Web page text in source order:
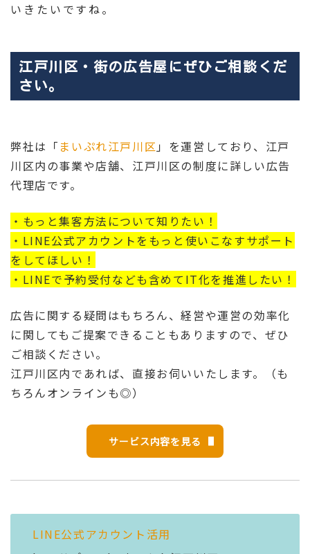
いきたいですね。
江戸川区・街の広告屋にぜひご相談くだ
さい。
弊社は「 まいぷれ江戸川区 」を運営しており、江戸
川区内の事業や店舗、江戸川区の制度に詳しい広告
代理店です。
・もっと集客方法について知りたい！
・LINE公式アカウントをもっと使いこなすサポート
をしてほしい！
・LINEで予約受付なども含めてIT化を推進したい！
広告に関する疑問はもちろん、経営や運営の効率化
に関してもご提案できることもありますので、ぜひ
ご相談ください。
江戸川区内であれば、直接お伺いいたします。（も
ちろんオンラインも◎）
サービス内容を見る
LINE公式アカウント活用